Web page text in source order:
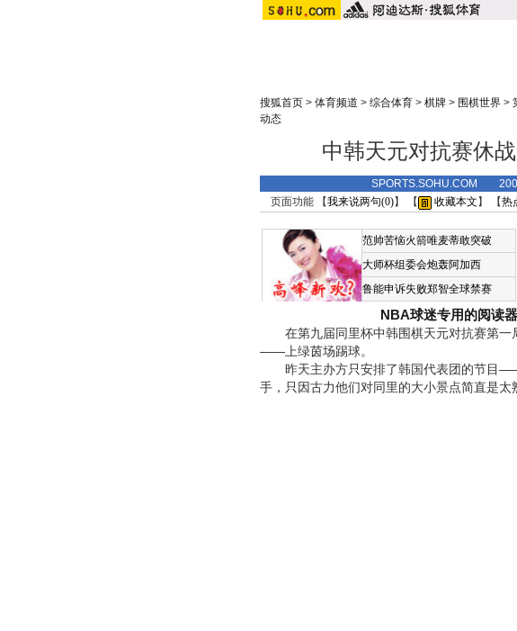
搜狐首页> 体育频道 > 综合体育> 棋牌> 围棋世界>
动态
中韩天元对抗赛休
SPORTS.SOHU.COM
页面功能 【我来说两句(0)】 【 收藏本文 】 【热
范帅苦恼火箭唯麦蒂敢突破
大师杯组委会炮轰阿加西
鲁能申诉失败郑智全球禁赛
NBA球迷专用的阅读器
在第九届同里杯中韩围棋天元对抗赛第一
——上绿茵场踢球。
昨天主办方只安排了韩国代表团的节目——
手，只因古力他们对同里的大小景点简直是太